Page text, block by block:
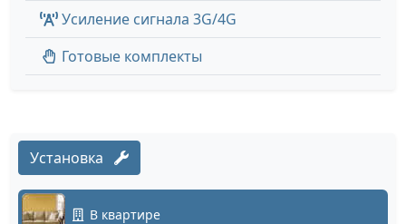
Усиление сигнала 3G/4G
Готовые комплекты
Установка
В квартире